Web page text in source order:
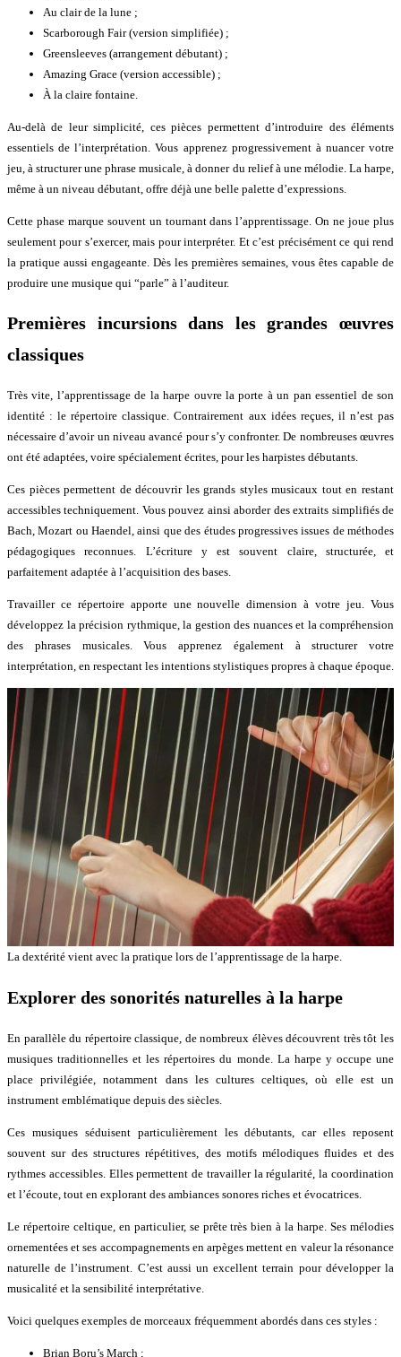
Au clair de la lune ;
Scarborough Fair (version simplifiée) ;
Greensleeves (arrangement débutant) ;
Amazing Grace (version accessible) ;
À la claire fontaine.
Au-delà de leur simplicité, ces pièces permettent d’introduire des éléments
essentiels de l’interprétation. Vous apprenez progressivement à nuancer votre
jeu, à structurer une phrase musicale, à donner du relief à une mélodie. La harpe,
même à un niveau débutant, offre déjà une belle palette d’expressions.
Cette phase marque souvent un tournant dans l’apprentissage. On ne joue plus
seulement pour s’exercer, mais pour interpréter. Et c’est précisément ce qui rend
la pratique aussi engageante. Dès les premières semaines, vous êtes capable de
produire une musique qui “parle” à l’auditeur.
Premières incursions dans les grandes œuvres
classiques
Très vite, l’apprentissage de la harpe ouvre la porte à un pan essentiel de son
identité : le répertoire classique. Contrairement aux idées reçues, il n’est pas
nécessaire d’avoir un niveau avancé pour s’y confronter. De nombreuses œuvres
ont été adaptées, voire spécialement écrites, pour les harpistes débutants.
Ces pièces permettent de découvrir les grands styles musicaux tout en restant
accessibles techniquement. Vous pouvez ainsi aborder des extraits simplifiés de
Bach, Mozart ou Haendel, ainsi que des études progressives issues de méthodes
pédagogiques reconnues. L’écriture y est souvent claire, structurée, et
parfaitement adaptée à l’acquisition des bases.
Travailler ce répertoire apporte une nouvelle dimension à votre jeu. Vous
développez la précision rythmique, la gestion des nuances et la compréhension
des phrases musicales. Vous apprenez également à structurer votre
interprétation, en respectant les intentions stylistiques propres à chaque époque.
La dextérité vient avec la pratique lors de l’apprentissage de la harpe.
Explorer des sonorités naturelles à la harpe
En parallèle du répertoire classique, de nombreux élèves découvrent très tôt les
musiques traditionnelles et les répertoires du monde. La harpe y occupe une
place privilégiée, notamment dans les cultures celtiques, où elle est un
instrument emblématique depuis des siècles.
Ces musiques séduisent particulièrement les débutants, car elles reposent
souvent sur des structures répétitives, des motifs mélodiques fluides et des
rythmes accessibles. Elles permettent de travailler la régularité, la coordination
et l’écoute, tout en explorant des ambiances sonores riches et évocatrices.
Le répertoire celtique, en particulier, se prête très bien à la harpe. Ses mélodies
ornementées et ses accompagnements en arpèges mettent en valeur la résonance
naturelle de l’instrument. C’est aussi un excellent terrain pour développer la
musicalité et la sensibilité interprétative.
Voici quelques exemples de morceaux fréquemment abordés dans ces styles :
Brian Boru’s March ;